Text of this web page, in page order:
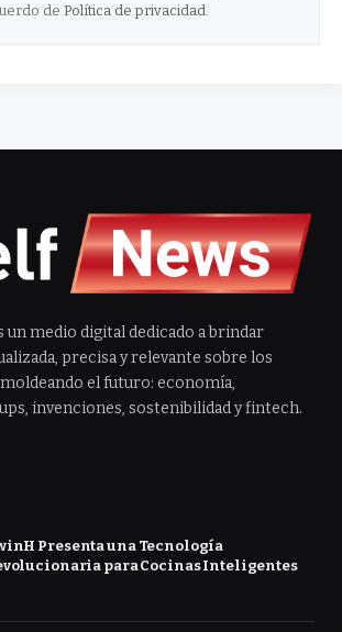
de Política de privacidad
un medio digital dedicado a brindar
precisa y relevante sobre los
el futuro: economía,
invenciones, sostenibilidad y fintech.
Presenta una Tecnología
para Cocinas Inteligentes